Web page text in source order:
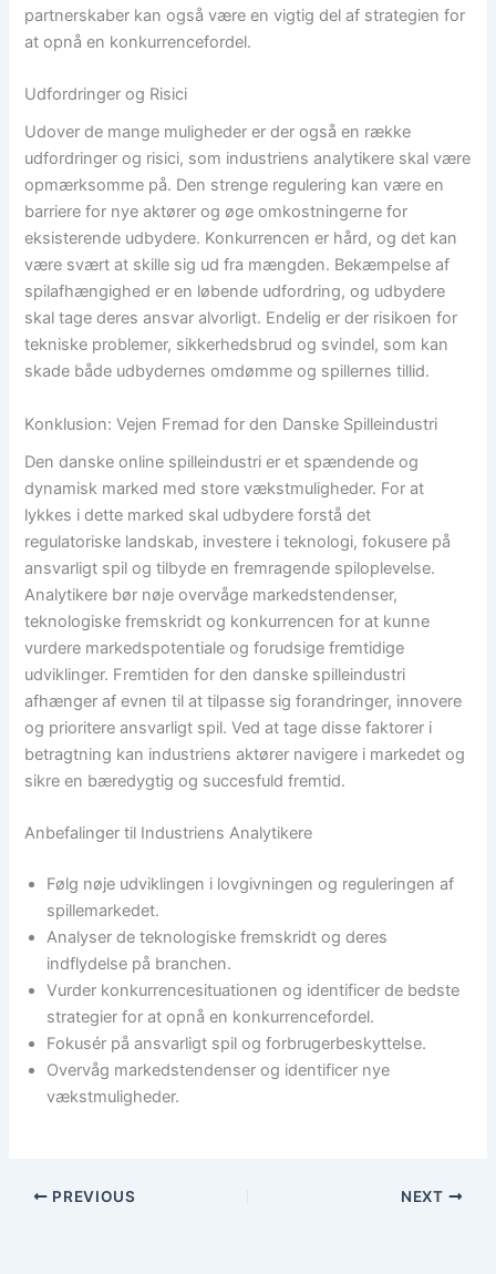
partnerskaber kan også være en vigtig del af strategien for
at opnå en konkurrencefordel.
Udfordringer og Risici
Udover de mange muligheder er der også en række
udfordringer og risici, som industriens analytikere skal være
opmærksomme på. Den strenge regulering kan være en
barriere for nye aktører og øge omkostningerne for
eksisterende udbydere. Konkurrencen er hård, og det kan
være svært at skille sig ud fra mængden. Bekæmpelse af
spilafhængighed er en løbende udfordring, og udbydere
skal tage deres ansvar alvorligt. Endelig er der risikoen for
tekniske problemer, sikkerhedsbrud og svindel, som kan
skade både udbydernes omdømme og spillernes tillid.
Konklusion: Vejen Fremad for den Danske Spilleindustri
Den danske online spilleindustri er et spændende og
dynamisk marked med store vækstmuligheder. For at
lykkes i dette marked skal udbydere forstå det
regulatoriske landskab, investere i teknologi, fokusere på
ansvarligt spil og tilbyde en fremragende spiloplevelse.
Analytikere bør nøje overvåge markedstendenser,
teknologiske fremskridt og konkurrencen for at kunne
vurdere markedspotentiale og forudsige fremtidige
udviklinger. Fremtiden for den danske spilleindustri
afhænger af evnen til at tilpasse sig forandringer, innovere
og prioritere ansvarligt spil. Ved at tage disse faktorer i
betragtning kan industriens aktører navigere i markedet og
sikre en bæredygtig og succesfuld fremtid.
Anbefalinger til Industriens Analytikere
Følg nøje udviklingen i lovgivningen og reguleringen af
spillemarkedet.
Analyser de teknologiske fremskridt og deres
indflydelse på branchen.
Vurder konkurrencesituationen og identificer de bedste
strategier for at opnå en konkurrencefordel.
Fokusér på ansvarligt spil og forbrugerbeskyttelse.
Overvåg markedstendenser og identificer nye
vækstmuligheder.
PREVIOUS NEXT